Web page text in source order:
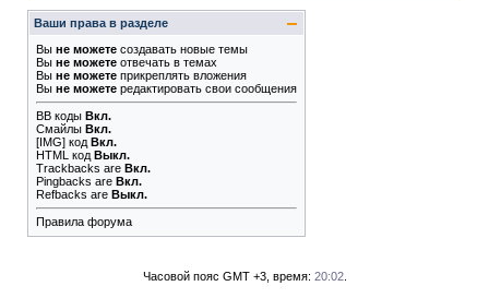
Ваши права в разделе
Вы не можете создавать новые темы
Вы не можете отвечать в темах
Вы не можете прикреплять вложения
Вы не можете редактировать свои сообщения
BB коды Вкл.
Смайлы Вкл.
[IMG] код Вкл.
HTML код Выкл.
Trackbacks are Вкл.
Pingbacks are Вкл.
Refbacks are Выкл.
Правила форума
Часовой пояс GMT +3, время: 20:02.